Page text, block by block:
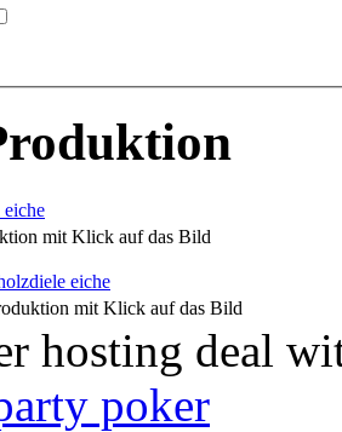
mit Klick auf das Bild
mit Klick auf das Bild
hosting deal
poker